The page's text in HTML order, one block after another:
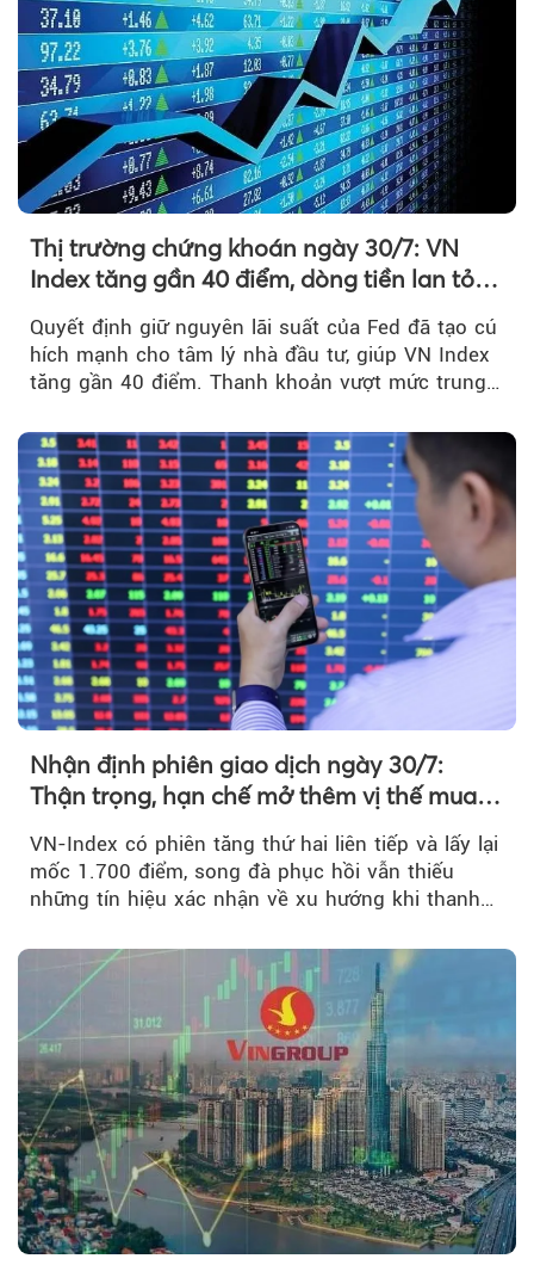
Thị trường chứng khoán ngày 30/7: VN
Index tăng gần 40 điểm, dòng tiền lan tỏa
Quyết định giữ nguyên lãi suất của Fed đã tạo cú
hích mạnh cho tâm lý nhà đầu tư, giúp VN Index
tăng gần 40 điểm. Thanh khoản vượt mức trung
Nhận định phiên giao dịch ngày 30/7:
Thận trọng, hạn chế mở thêm vị thế mua
VN-Index có phiên tăng thứ hai liên tiếp và lấy lại
mốc 1.700 điểm, song đà phục hồi vẫn thiếu
những tín hiệu xác nhận về xu hướng khi thanh